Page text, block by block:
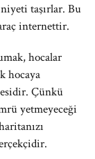
taşırlar. Bu
internettir.
hocalar
hocaya
Çünkü
yetmeyeceği